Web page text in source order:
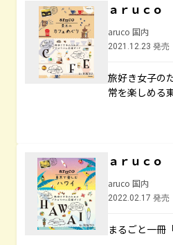
ａｒｕｃｏ
aruco 国内
2021.12.23 発売
旅好き女子の
常を楽しめる
ａｒｕｃｏ
aruco 国内
2022.02.17 発売
まるごと一冊